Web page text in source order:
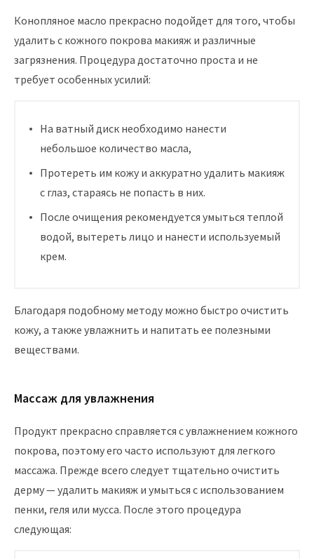
Конопляное масло прекрасно подойдет для того, чтобы
удалить с кожного покрова макияж и различные
загрязнения. Процедура достаточно проста и не
требует особенных усилий:
На ватный диск необходимо нанести
небольшое количество масла,
Протереть им кожу и аккуратно удалить макияж
с глаз, стараясь не попасть в них.
После очищения рекомендуется умыться теплой
водой, вытереть лицо и нанести используемый
крем.
Благодаря подобному методу можно быстро очистить
кожу, а также увлажнить и напитать ее полезными
веществами.
Массаж для увлажнения
Продукт прекрасно справляется с увлажнением кожного
покрова, поэтому его часто используют для легкого
массажа. Прежде всего следует тщательно очистить
дерму — удалить макияж и умыться с использованием
пенки, геля или мусса. После этого процедура
следующая: